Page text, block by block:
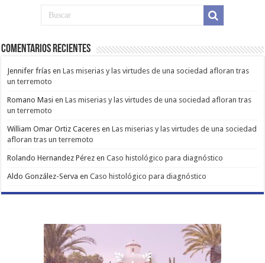
Comentarios Recientes
Jennifer frías enLas miserias y las virtudes de una sociedad afloran tras
un terremoto
Romano Masi enLas miserias y las virtudes de una sociedad afloran tras
un terremoto
William Omar Ortiz Caceres enLas miserias y las virtudes de una sociedad
afloran tras un terremoto
Rolando Hernandez Pérez enCaso histológico para diagnóstico
Aldo González-Serva enCaso histológico para diagnóstico